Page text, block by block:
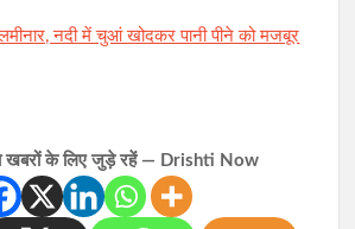
नदी में चुआं खोदकर पानी पीने को मजबूर
खबरों के लिए जुड़े रहें — Drishti Now